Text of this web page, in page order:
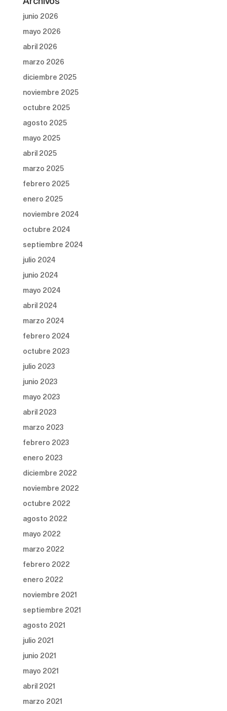
junio 2026
mayo 2026
abril 2026
marzo 2026
diciembre 2025
noviembre 2025
octubre 2025
agosto 2025
mayo 2025
abril 2025
marzo 2025
febrero 2025
enero 2025
noviembre 2024
octubre 2024
septiembre 2024
julio 2024
junio 2024
mayo 2024
abril 2024
marzo 2024
febrero 2024
octubre 2023
julio 2023
junio 2023
mayo 2023
abril 2023
marzo 2023
febrero 2023
enero 2023
diciembre 2022
noviembre 2022
octubre 2022
agosto 2022
mayo 2022
marzo 2022
febrero 2022
enero 2022
noviembre 2021
septiembre 2021
agosto 2021
julio 2021
junio 2021
mayo 2021
abril 2021
marzo 2021